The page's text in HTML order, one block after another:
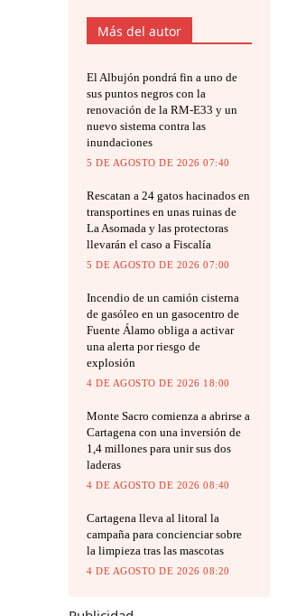
Más del autor
El Albujón pondrá fin a uno de
sus puntos negros con la
renovación de la RM-E33 y un
nuevo sistema contra las
inundaciones
5 DE AGOSTO DE 2026 07:40
Rescatan a 24 gatos hacinados en
transportines en unas ruinas de
La Asomada y las protectoras
llevarán el caso a Fiscalía
5 DE AGOSTO DE 2026 07:00
Incendio de un camión cisterna
de gasóleo en un gasocentro de
Fuente Álamo obliga a activar
una alerta por riesgo de
explosión
4 DE AGOSTO DE 2026 18:00
Monte Sacro comienza a abrirse a
Cartagena con una inversión de
1,4 millones para unir sus dos
laderas
4 DE AGOSTO DE 2026 08:40
Cartagena lleva al litoral la
campaña para concienciar sobre
la limpieza tras las mascotas
4 DE AGOSTO DE 2026 08:20